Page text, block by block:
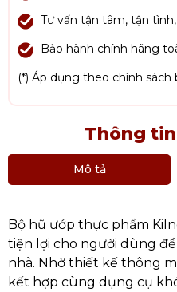
Tư vấn tận tâm, tận
Bảo hành chính hãng
(*) Áp dụng theo chính sách
Thông
Mô tả
Bộ hũ ướp thực phẩm
tiện lợi cho người dùng
nhà. Nhờ thiết kế thông
kết hợp cùng dụng cụ